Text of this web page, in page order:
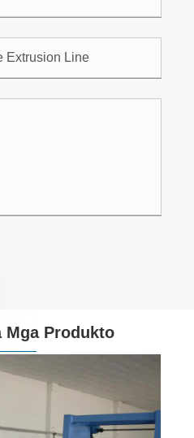
Mga Produkto
ng PVC Board